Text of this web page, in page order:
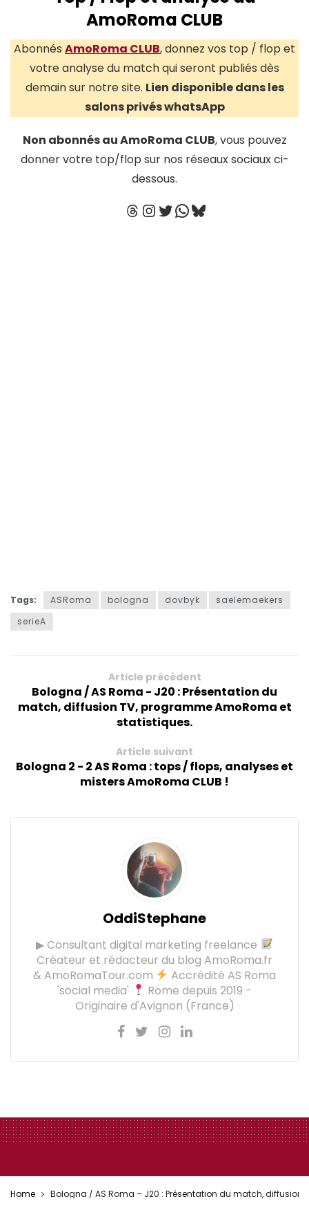
AmoRoma CLUB
Abonnés AmoRoma CLUB, donnez vos top / flop et
votre analyse du match qui seront publiés dès
demain sur notre site. Lien disponible dans les
salons privés whatsApp
Non abonnés au AmoRoma CLUB, vous pouvez
donner votre top/flop sur nos réseaux sociaux ci-
dessous.
Threads
Instagram
Twitter
WhatsApp
Bluesky
Tags: ASRoma bologna dovbyk
saelemaekers
serieA
Article précédent
Bologna / AS Roma - J20 : Présentation du
match, diffusion TV, programme AmoRoma et
statistiques.
Article suivant
Bologna 2 - 2 AS Roma : tops / flops, analyses et
misters AmoRoma CLUB !
OddiStephane
▶ Consultant digital marketing freelance
Créateur et rédacteur du blog AmoRoma.fr
& AmoRomaTour.com
Accrédité AS Roma
'social media'
Rome depuis 2019 -
Originaire d'Avignon (France)
Home Bologna / AS Roma – J20 : Présentation du match,